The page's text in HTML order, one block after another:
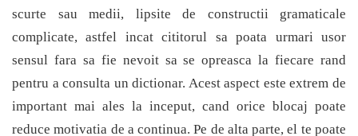
scurte sau medii, lipsite de constructii gramaticale
complicate, astfel incat cititorul sa poata urmari usor
sensul fara sa fie nevoit sa se opreasca la fiecare rand
pentru a consulta un dictionar. Acest aspect este extrem de
important mai ales la inceput, cand orice blocaj poate
reduce motivatia de a continua. Pe de alta parte, el te poate